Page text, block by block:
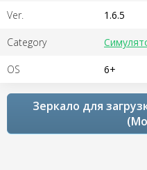
Ver. 1.6.5
Category
OS 6+
Зеркало для